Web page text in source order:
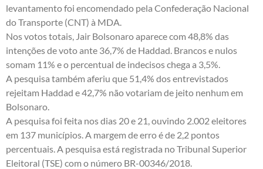
levantamento foi encomendado pela Confederação Nacional
do Transporte (CNT) à MDA.
Nos votos totais, Jair Bolsonaro aparece com 48,8% das
intenções de voto ante 36,7% de Haddad. Brancos e nulos
somam 11% e o percentual de indecisos chega a 3,5%.
A pesquisa também aferiu que 51,4% dos entrevistados
rejeitam Haddad e 42,7% não votariam de jeito nenhum em
Bolsonaro.
A pesquisa foi feita nos dias 20 e 21, ouvindo 2.002 eleitores
em 137 municípios. A margem de erro é de 2,2 pontos
percentuais. A pesquisa está registrada no Tribunal Superior
Eleitoral (TSE) com o número BR-00346/2018.